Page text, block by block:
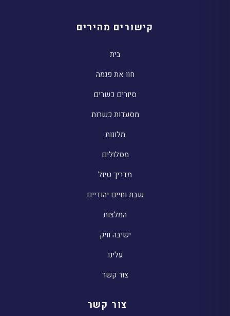
קישורים מהירים
בית
חוו את פנמה
סיורים כשרים
מסעדות כשרות
מלונות
מסלולים
מדריך טיול
שבת וחיים יהודיים
המלצות
ישיבה וויק
עלינו
צור קשר
צור קשר